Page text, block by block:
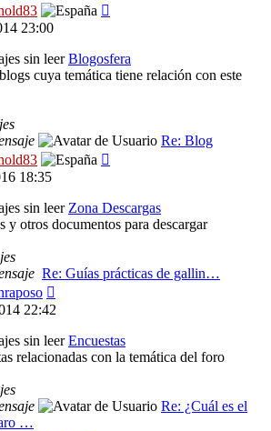
23:00
Blogosfera
cuya temática tiene relación con este
Re: Blog
18:35
Zona Descargas
y otros documentos para descargar
Re: Guías prácticas de gallin…
último
22:42
Encuestas
relacionadas con la temática del foro
Re: ¿Cuál es el
…